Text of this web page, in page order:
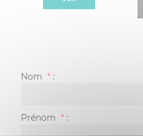
l’établissement.
Nom * :
Prénom * :